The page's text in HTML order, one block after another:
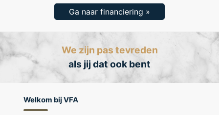
Ga naar financiering »
We zijn pas tevreden
als jij dat ook bent
Welkom bij VFA